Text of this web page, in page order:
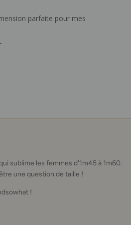
parfaite pour mes
sublime les femmes d'1m45 à 1m60.
une question de taille !
!